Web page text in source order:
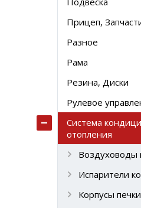
Прицеп,
Разное
Рама
Резина, Диски
Рулевое
Система
отопления
Воздуховоды
Испарители
Корпусы печки